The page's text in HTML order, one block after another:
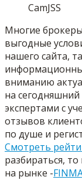
CamJSS
Многие
выгодные
нашего сайта,
вниманию
на сегодняшний
экспертами с
отзывов
по душе и
Смотреть
разбираться,
на рынке -